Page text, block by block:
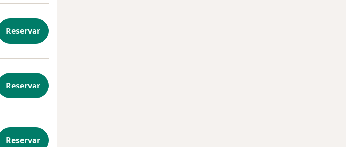
Reservar
Reservar
Reservar